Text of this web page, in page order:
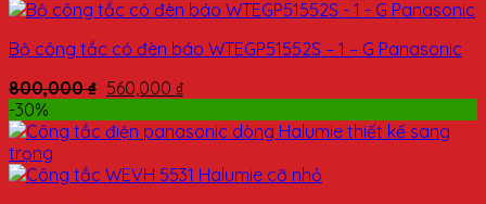
Bộ công tắc có đèn báo WTEGP51552S – 1 – G Panasonic
800,000₫ 560,000 ₫
-30%